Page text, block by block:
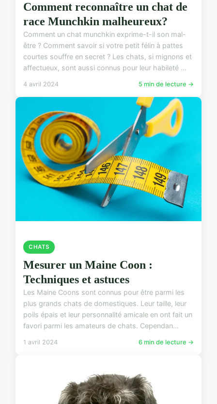
Comment reconnaître un chat de
race Munchkin malheureux?
Comment un chat munchkin exprime-t-il son mal-
être ? Comment savoir si votre petit félin à pattes
courtes souffre en secret ? Les chats, si mignons et
affectueux, sont aussi connus pour leur habileté ...
4 avril 2024 5 min de lecture →
CHATS
Mesurer un Maine Coon :
Techniques et astuces
Les Maine Coons sont connus pour être parmi les
plus grands chats de domestiques. Leur taille, leur
poils épais et leur personnalité amicale en ont fait un
favori parmi les amateurs de chats. Cependan...
1 avril 2024 6 min de lecture →